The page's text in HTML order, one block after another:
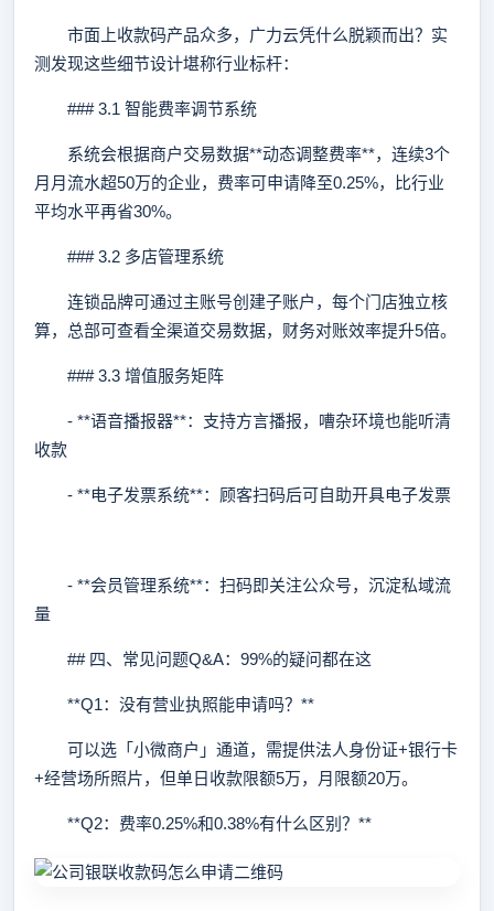
市面上收款码产品众多，广力云凭什么脱颖而出？实
测发现这些细节设计堪称行业标杆：
### 3.1 智能费率调节系统
系统会根据商户交易数据**动态调整费率**，连续3个
月月流水超50万的企业，费率可申请降至0.25%，比行业
平均水平再省30%。
### 3.2 多店管理系统
连锁品牌可通过主账号创建子账户，每个门店独立核
算，总部可查看全渠道交易数据，财务对账效率提升5倍。
### 3.3 增值服务矩阵
- **语音播报器**：支持方言播报，嘈杂环境也能听清
收款
- **电子发票系统**：顾客扫码后可自助开具电子发票
- **会员管理系统**：扫码即关注公众号，沉淀私域流
量
## 四、常见问题Q&A：99%的疑问都在这
**Q1：没有营业执照能申请吗？**
可以选「小微商户」通道，需提供法人身份证+银行卡
+经营场所照片，但单日收款限额5万，月限额20万。
**Q2：费率0.25%和0.38%有什么区别？**